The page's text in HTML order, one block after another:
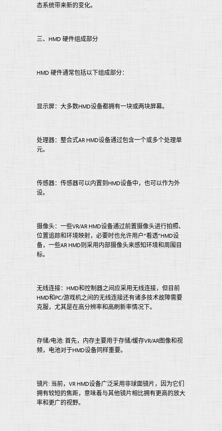
态系统带来新的变化。
三、HMD 硬件组成部分
HMD 硬件通常包括以下组成部分：
显示屏：大多数HMD设备都拥有一块或两块屏幕。
处理器：整合式AR HMD设备通过包含一个或多个处理单
元。
传感器：传感器可以内置到HMD设备中，也可以作为外
设。
摄像头：一些VR/AR HMD设备通过前置摄像头进行拍照、
位置追踪和环境映射，必要时也允许用户“看透”HMD设
备，一些AR HMD则采用内部摄像头来感知环境和周围目
标。
无线连接：HMD和控制器之间应采用无线连接，但目前
HMD和PC/游戏机之间的无线连接还有诸多技术故障需要
克服，尤其是在高分辨率和高刷新率情况下。
存储/电池: 首先，内存主要用于存储/缓存VR/AR图像和视
频，电池对于HMD设备同样重要。
镜片: 当前，VR HMD设备广泛采用非球面镜片，因为它们
拥有较短的焦距，意味着与其他镜片相比拥有更高的放大
率和更广的视野。